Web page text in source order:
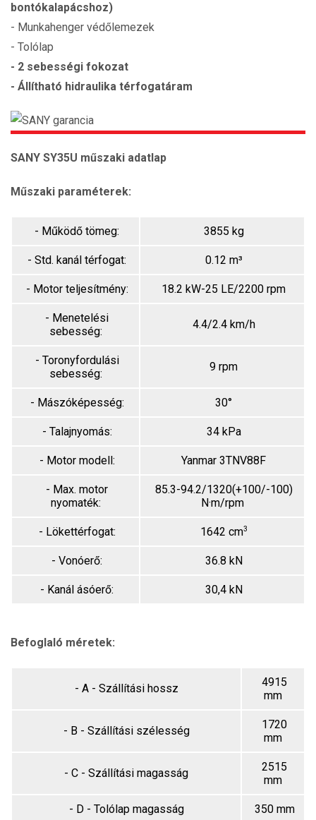
bontókalapácshoz)
- Munkahenger védőlemezek
- Tolólap
- 2 sebességi fokozat
- Állítható hidraulika térfogatáram
SANY SY35U műszaki adatlap
Műszaki paraméterek:
- Működő tömeg: 3855 kg
- Std. kanál térfogat: 0.12 m³
- Motor teljesítmény: 18.2 kW-25 LE/2200 rpm
- Menetelési
sebesség:
4.4/2.4 km/h
- Toronyfordulási
sebesség:
9 rpm
- Mászóképesség: 30°
- Talajnyomás: 34 kPa
- Motor modell: Yanmar 3TNV88F
- Max. motor
nyomaték:
85.3-94.2/1320(+100/-100)
N·m/rpm
- Lökettérfogat: 1642 cm3
- Vonóerő: 36.8 kN
- Kanál ásóerő: 30,4 kN
Befoglaló méretek:
- A - Szállítási hossz
4915
mm
- B - Szállítási szélesség
1720
mm
- C - Szállítási magasság
2515
mm
- D - Tolólap magasság 350 mm